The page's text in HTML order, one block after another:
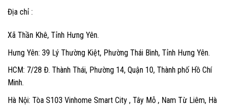
Địa chỉ :
Xã Thần Khê, Tỉnh Hưng Yên.
Hưng Yên: 39 Lý Thường Kiệt, Phường Thái Bình, Tỉnh Hưng Yên.
HCM: 7/28 Đ. Thành Thái, Phường 14, Quận 10, Thành phố Hồ Chí
Minh.
Hà Nội: Tòa S103 Vinhome Smart City , Tây Mỗ , Nam Từ Liêm, Hà